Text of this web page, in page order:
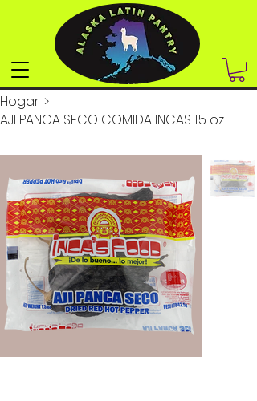
Hogar >
AJI PANCA SECO COMIDA INCAS 1.5 oz.